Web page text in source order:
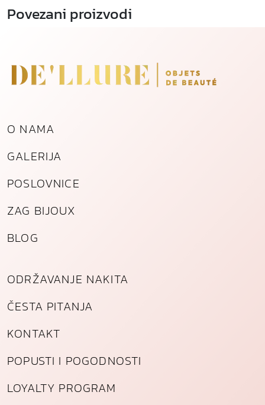
Povezani proizvodi
O NAMA
GALERIJA
POSLOVNICE
ZAG BIJOUX
BLOG
ODRŽAVANJE NAKITA
ČESTA PITANJA
KONTAKT
POPUSTI I POGODNOSTI
LOYALTY PROGRAM